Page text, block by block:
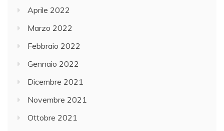
Aprile 2022
Marzo 2022
Febbraio 2022
Gennaio 2022
Dicembre 2021
Novembre 2021
Ottobre 2021